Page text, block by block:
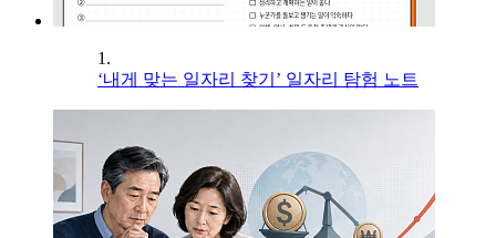
1.
‘내게 맞는 일자리 찾기’ 일자리 탐험 노트